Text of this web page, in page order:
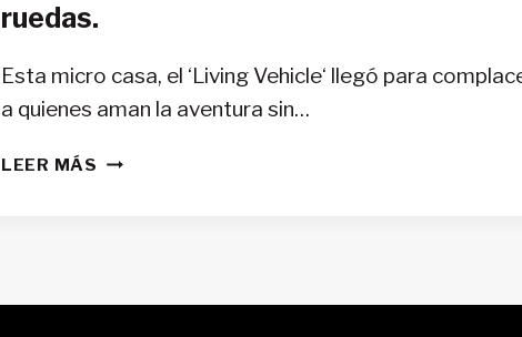
ruedas.
Esta micro casa, el ‘Living Vehicle‘ llegó para
a quienes aman la aventura sin…
LEER MÁS VIVE